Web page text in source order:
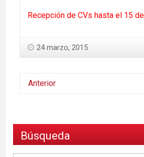
Recepción de CVs hasta el 15
24 marzo, 2015
Anterior
Búsqueda